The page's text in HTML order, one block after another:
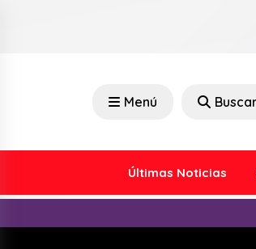
Menú
Últimas Noticias